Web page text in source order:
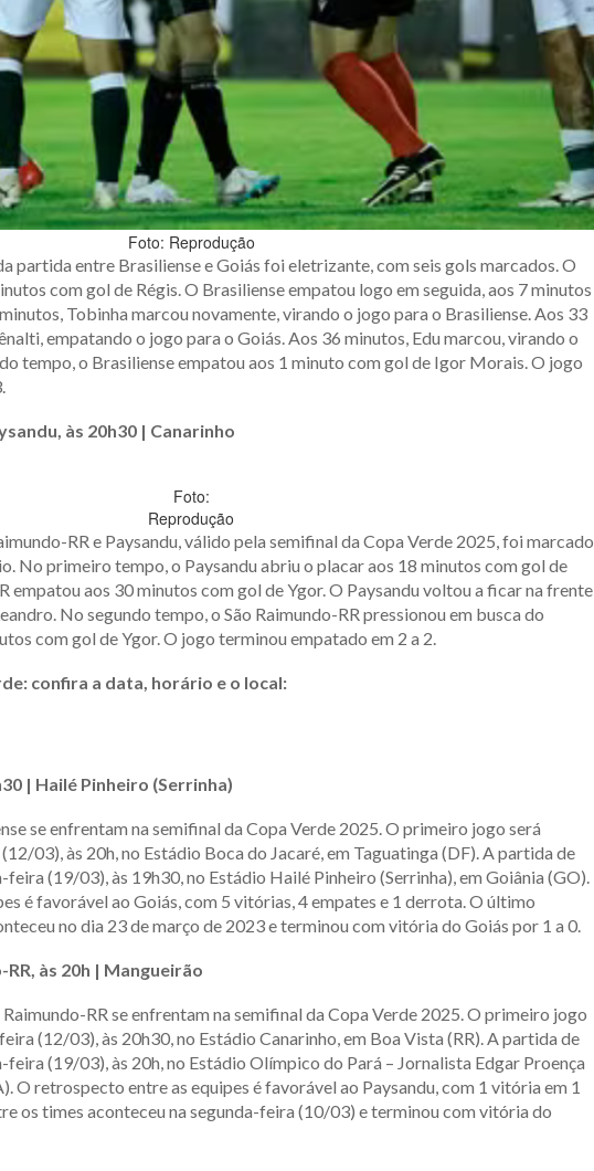
Foto: Reprodução
partida entre Brasiliense e Goiás foi eletrizante, com seis gols marcados. O
com gol de Régis. O Brasiliense empatou logo em seguida, aos 7 minutos
Tobinha marcou novamente, virando o jogo para o Brasiliense. Aos 33
empatando o jogo para o Goiás. Aos 36 minutos, Edu marcou, virando o
tempo, o Brasiliense empatou aos 1 minuto com gol de Igor Morais. O jogo
às 20h30 | Canarinho
Foto:
Reprodução
RR e Paysandu, válido pela semifinal da Copa Verde 2025, foi marcado
No primeiro tempo, o Paysandu abriu o placar aos 18 minutos com gol de
empatou aos 30 minutos com gol de Ygor. O Paysandu voltou a ficar na frente
No segundo tempo, o São Raimundo-RR pressionou em busca do
com gol de Ygor. O jogo terminou empatado em 2 a 2.
confira a data, horário e o local:
| Hailé Pinheiro (Serrinha)
se enfrentam na semifinal da Copa Verde 2025. O primeiro jogo será
03), às 20h, no Estádio Boca do Jacaré, em Taguatinga (DF). A partida de
(19/03), às 19h30, no Estádio Hailé Pinheiro (Serrinha), em Goiânia (GO).
é favorável ao Goiás, com 5 vitórias, 4 empates e 1 derrota. O último
no dia 23 de março de 2023 e terminou com vitória do Goiás por 1 a 0.
às 20h | Mangueirão
Raimundo-RR se enfrentam na semifinal da Copa Verde 2025. O primeiro jogo
(12/03), às 20h30, no Estádio Canarinho, em Boa Vista (RR). A partida de
(19/03), às 20h, no Estádio Olímpico do Pará – Jornalista Edgar Proença
O retrospecto entre as equipes é favorável ao Paysandu, com 1 vitória em 1
os times aconteceu na segunda-feira (10/03) e terminou com vitória do